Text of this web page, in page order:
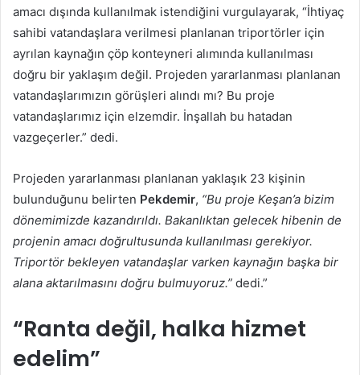
amacı dışında kullanılmak istendiğini vurgulayarak, “İhtiyaç
sahibi vatandaşlara verilmesi planlanan triportörler için
ayrılan kaynağın çöp konteyneri alımında kullanılması
doğru bir yaklaşım değil. Projeden yararlanması planlanan
vatandaşlarımızın görüşleri alındı mı? Bu proje
vatandaşlarımız için elzemdir. İnşallah bu hatadan
vazgeçerler.” dedi.
Projeden yararlanması planlanan yaklaşık 23 kişinin
bulunduğunu belirten Pekdemir, “Bu proje Keşan’a bizim
dönemimizde kazandırıldı. Bakanlıktan gelecek hibenin de
projenin amacı doğrultusunda kullanılması gerekiyor.
Triportör bekleyen vatandaşlar varken kaynağın başka bir
alana aktarılmasını doğru bulmuyoruz.” dedi.”
“Ranta değil, halka hizmet
edelim”